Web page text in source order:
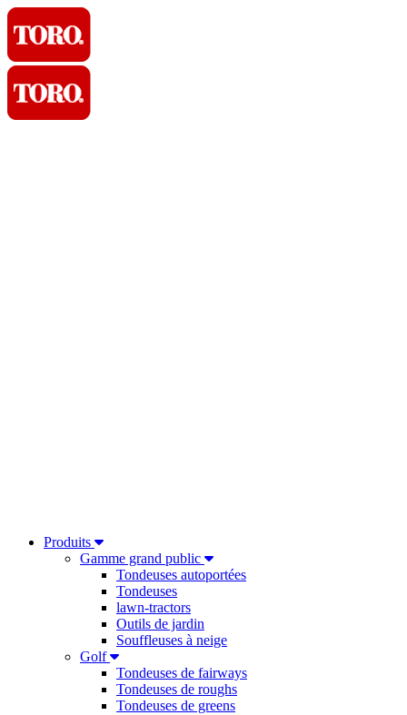
Produits
Gamme grand public
Tondeuses autoportées
Tondeuses
lawn-tractors
Outils de jardin
Souffleuses à neige
Golf
Tondeuses de fairways
Tondeuses de roughs
Tondeuses de greens